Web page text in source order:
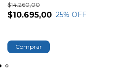
$10.695,00
$14.260,00
25% OFF